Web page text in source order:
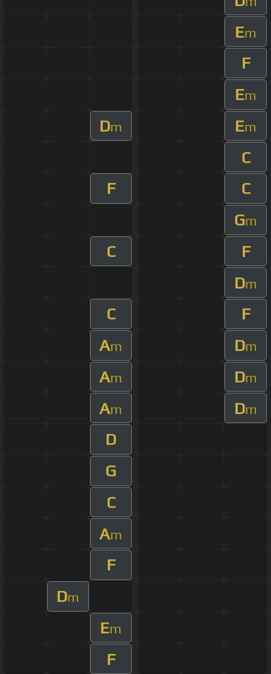
Em
F
Em
Dm Em
C
F
C
Gm
C
F
Dm
C
F
Am Dm
Am Dm
Am Dm
D
G
C
Am
F
Dm
Em
F